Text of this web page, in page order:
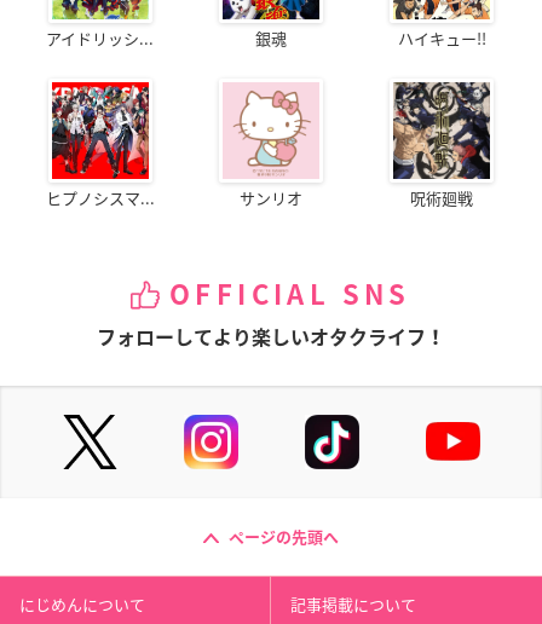
アイドリッシ... 銀魂 ハイキュー!!
ヒプノシスマ... サンリオ 呪術廻戦
OFFICIAL SNS
フォローしてより楽しいオタクライフ！
ページの先頭へ
にじめんについて 記事掲載について